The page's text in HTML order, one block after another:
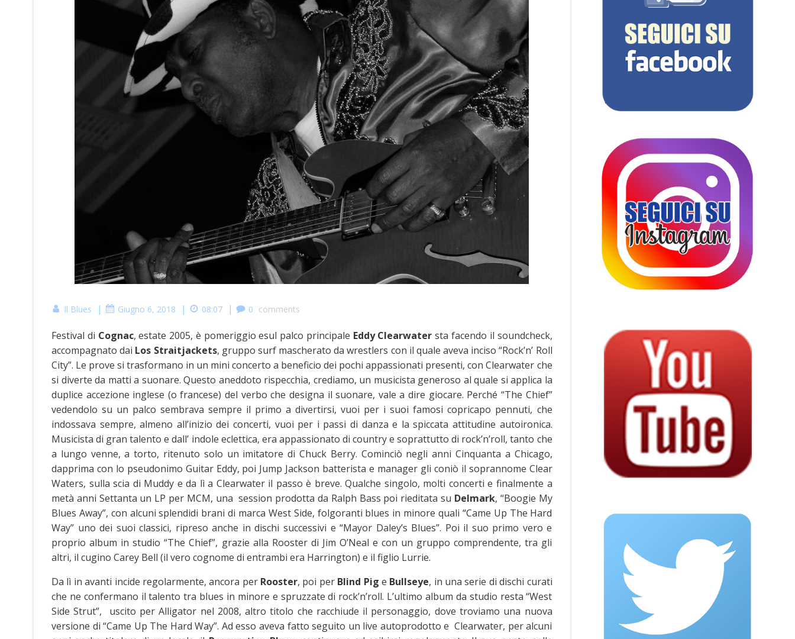
Il Blues | Giugno 6, 2018 | 08:07 | 0 comments
Festival di Cognac, estate 2005, è pomeriggio esul palco principale Eddy Clearwater sta facendo il soundcheck,
accompagnato dai Los Straitjackets, gruppo surf mascherato da wrestlers con il quale aveva inciso “Rock’n’ Roll
City”. Le prove si trasformano in un mini concerto a beneficio dei pochi appassionati presenti, con Clearwater che
si diverte da matti a suonare. Questo aneddoto rispecchia, crediamo, un musicista generoso al quale si applica la
duplice accezione inglese (o francese) del verbo che designa il suonare, vale a dire giocare. Perché “The Chief”
vedendolo su un palco sembrava sempre il primo a divertirsi, vuoi per i suoi famosi copricapo pennuti, che
indossava sempre, almeno all’inizio dei concerti, vuoi per i passi di danza e la spiccata attitudine autoironica.
Musicista di gran talento e dall’ indole eclettica, era appassionato di country e soprattutto di rock’n’roll, tanto che
a lungo venne, a torto, ritenuto solo un imitatore di Chuck Berry. Cominciò negli anni Cinquanta a Chicago,
dapprima con lo pseudonimo Guitar Eddy, poi Jump Jackson batterista e manager gli coniò il soprannome Clear
Waters, sulla scia di Muddy e da lì a Clearwater il passo è breve. Qualche singolo, molti concerti e finalmente a
metà anni Settanta un LP per MCM, una session prodotta da Ralph Bass poi rieditata su Delmark, “Boogie My
Blues Away”, con alcuni splendidi brani di marca West Side, folgoranti blues in minore quali “Came Up The Hard
Way” uno dei suoi classici, ripreso anche in dischi successivi e “Mayor Daley’s Blues”. Poi il suo primo vero e
proprio album in studio “The Chief”, grazie alla Rooster di Jim O’Neal e con un gruppo comprendente, tra gli
altri, il cugino Carey Bell (il vero cognome di entrambi era Harrington) e il figlio Lurrie.
Da lì in avanti incide regolarmente, ancora per Rooster, poi per Blind Pig e Bullseye, in una serie di dischi curati
che ne confermano il talento tra blues in minore e spruzzate di rock’n’roll. L’ultimo album da studio resta “West
Side Strut”, uscito per Alligator nel 2008, altro titolo che racchiude il personaggio, dove troviamo una nuova
versione di “Came Up The Hard Way”. Ad esso aveva fatto seguito un live autoprodotto e Clearwater, per alcuni